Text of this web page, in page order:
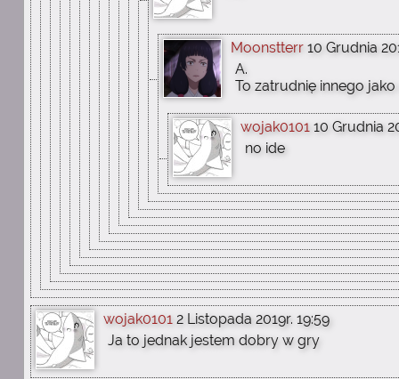
Moonstterr 10 Grudnia
A.
To zatrudnię innego
wojak0101 10 Grudnia
no ide
wojak0101 2 Listopada 2019r. 19:59
Ja to jednak jestem dobry w gry